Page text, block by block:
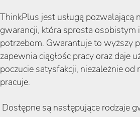
ThinkPlus jest usługą pozwalającą
gwarancji, która sprosta osobistym
potrzebom. Gwarantuje to wyższy
zapewnia ciągłośc pracy oraz daje
poczucie satysfakcji, niezależnie od
pracuje.
Dostępne są następujące rodzaje